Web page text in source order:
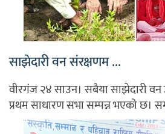
साझेदारी वन संरक्षणम ...
वीरगंज २४ साउन। सबैया साझेदारी वन
प्रथम साधारण सभा सम्पन्न भएको छ।